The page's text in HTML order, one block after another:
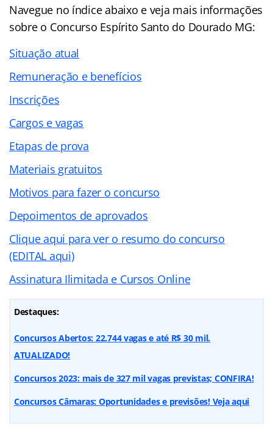
Navegue no índiceabaixo e veja mais informações
sobre o Concurso Espírito Santo do Dourado MG:
Situação atual
Remuneração e benefícios
Inscrições
Cargos e vagas
Etapas de prova
Materiais gratuitos
Motivos para fazer o concurso
Depoimentos de aprovados
Clique aqui para ver o resumo do concurso
(EDITAL aqui)
Assinatura Ilimitada e Cursos Online
Destaques:
Concursos Abertos: 22.744 vagas e até R$ 30 mil.
ATUALIZADO!
Concursos 2023: mais de 327 mil vagas previstas; CONFIRA!
Concursos Câmaras: Oportunidades e previsões! Veja aqui